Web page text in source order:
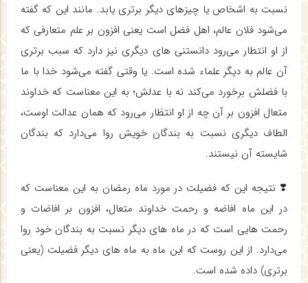
نسبت به اشخاص يا چيزهاي ديگر برتري يابد. مانند اين كه گفته
مي‌شود فلان عالم، اهل فضل است يعني افزون بر علم متعارفي كه
از او انتطار مي‌رود دانستني هاي ديگري نيز دارد كه سبب برتري
آن عالم به ديگر علماء شده است. يا وقتي گفته مي‌شود خدا با ما
با فضلش برخورد مي‌كند نه با عدلش؛ به اين معناست كه خداوند
متعال افزون بر آن چه از او انتظار مي‌رود كه همان عدالت اوست،
الطاف ديگري نسبت به بندگان خويش روا مي‌دارد كه بندگان
شايسته آن نيستند.
❣️ نتيجه اين كه فضيلت در مورد ماه رمضان به اين معناست كه
در اين ماه افاضه و رحمت خداوند متعال، افزون بر افاضات و
رحمت هايي است كه در ماه هاي ديگر نسبت به بندگان خود روا
مي‌دارد. از اين روست كه اين ماه به ماه هاي ديگر فضيلت (يعني
برتري) داده شده است.